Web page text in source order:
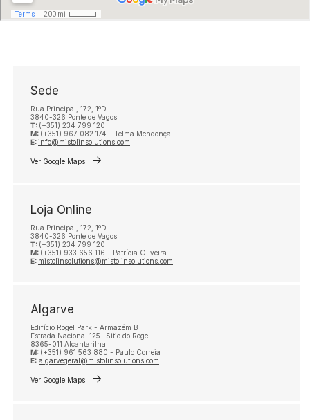
Sede
Rua Principal, 172, 1ºD
3840-326 Ponte de Vagos
T: (+351) 234 799 120
M: (+351) 967 082 174 - Telma Mendonça
E:info@mistolinsolutions.com
Ver Google Maps
Loja Online
Rua Principal, 172, 1ºD
3840-326 Ponte de Vagos
T: (+351) 234 799 120
M: (+351) 933 656 116 - Patrícia Oliveira
E: mistolinsolutions@mistolinsolutions.com
Algarve
Edifício Rogel Park - Armazém B
Estrada Nacional 125- Sitio do Rogel
8365-011 Alcantarilha
M: (+351) 961 563 880 - Paulo Correia
E: algarvegeral@mistolinsolutions.com
Ver Google Maps